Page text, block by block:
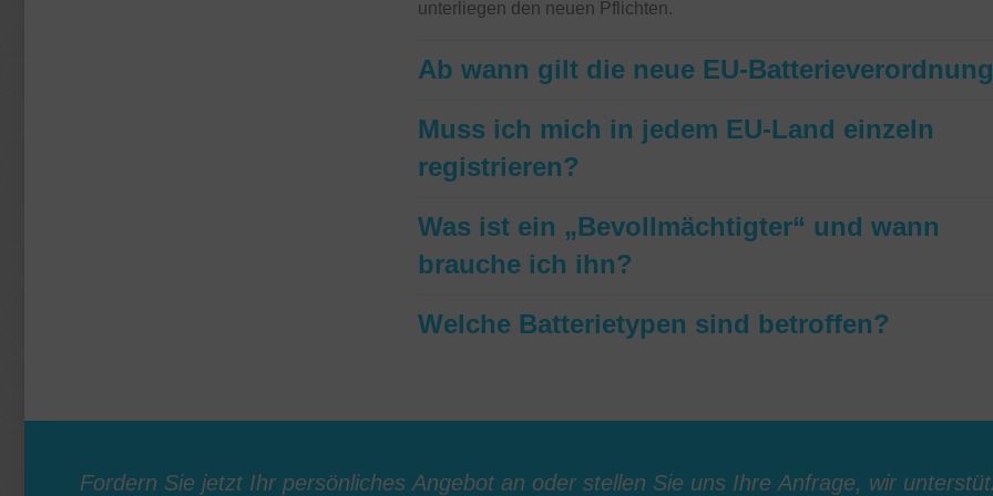
unterliegen den neuen Pflichten.
Ab wann gilt die neue EU-
Muss ich mich in jedem EU-Land einzeln
registrieren?
Was ist ein „Bevollmächtigter“ und wann
brauche ich ihn?
Welche Batterietypen sind betroffen?